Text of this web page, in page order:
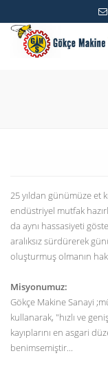
25 yıldan günümüze et
endüstriyel mutfak
da aynı hassasiyeti
aralıksız sürdürerek
oluşturmuş olmanın
Misyonumuz:
Gökçe Makine Sanayi
kullanarak, "hızlı ve
kayıplarını en asgari
benimsemiştir...